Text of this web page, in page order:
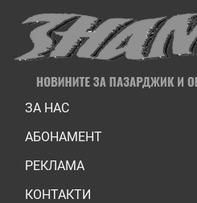
ЗА НАС
АБОНАМЕНТ
РЕКЛАМА
КОНТАКТИ